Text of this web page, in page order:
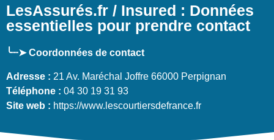
LesAssurés.fr / Insured : Données
essentielles pour prendre contact
╰┈➤ Coordonnées de contact
Adresse : 21 Av. Maréchal Joffre 66000 Perpignan
Téléphone : 04 30 19 31 93
Site web : https://www.lescourtiersdefrance.fr